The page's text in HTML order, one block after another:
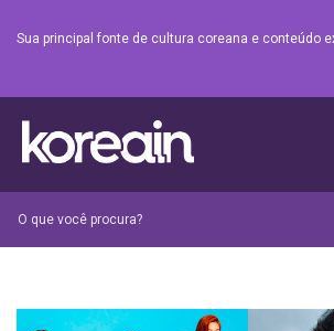
Sua principal fonte de cultura coreana e conteúdo